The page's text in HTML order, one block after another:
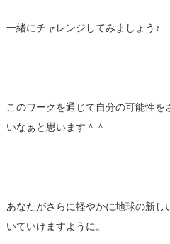
一緒にチャレンジしてみましょう♪
このワークを通じて自分の可能性
いなぁと思います＾＾
あなたがさらに軽やかに地球の新
いていけますように。